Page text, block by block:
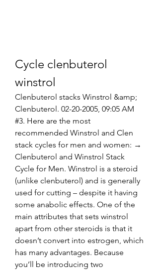
Cycle clenbuterol
winstrol
Clenbuterol stacks Winstrol &amp;
Clenbuterol. 02-20-2005, 09:05 AM
#3. Here are the most
recommended Winstrol and Clen
stack cycles for men and women: →
Clenbuterol and Winstrol Stack
Cycle for Men. Winstrol is a steroid
(unlike clenbuterol) and is generally
used for cutting – despite it having
some anabolic effects. One of the
main attributes that sets winstrol
apart from other steroids is that it
doesn’t convert into estrogen, which
has many advantages. Because
you’ll be introducing two